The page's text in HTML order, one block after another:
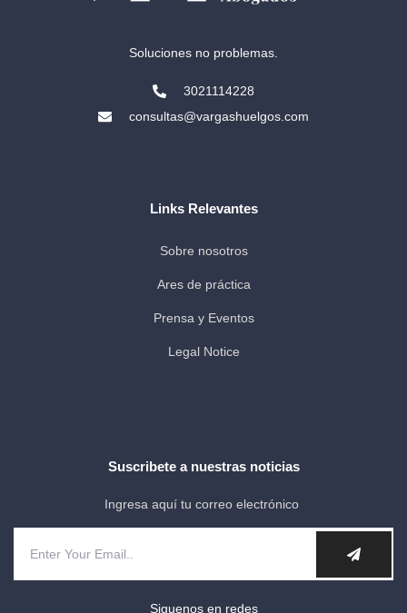
Soluciones no problemas.
3021114228
consultas@vargashuelgos.com
Links Relevantes
Sobre nosotros
Ares de práctica
Prensa y Eventos
Legal Notice
Suscribete a nuestras noticias
Ingresa aquí tu correo electrónico
Siguenos en redes